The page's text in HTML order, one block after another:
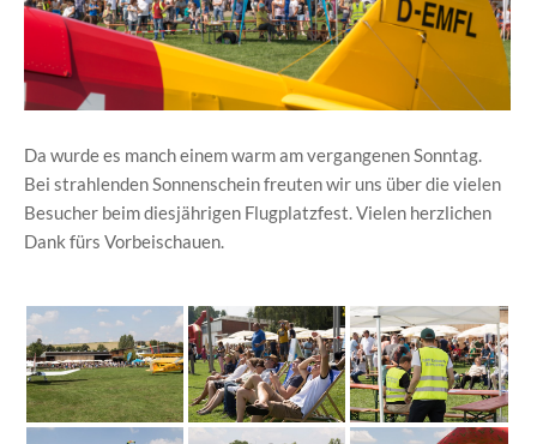
Da wurde es manch einem warm am vergangenen Sonntag.
Bei strahlenden Sonnenschein freuten wir uns über die vielen
Besucher beim diesjährigen Flugplatzfest. Vielen herzlichen
Dank fürs Vorbeischauen.